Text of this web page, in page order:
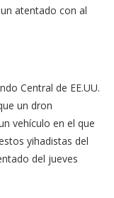
atentado con al
Central de EE.UU.
un dron
vehículo en el que
yihadistas del
del jueves